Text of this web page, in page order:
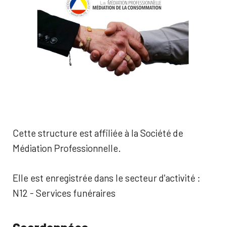
Cette structure est affiliée à la Société de
Médiation Professionnelle.
Elle est enregistrée dans le secteur d'activité :
N12 - Services funéraires